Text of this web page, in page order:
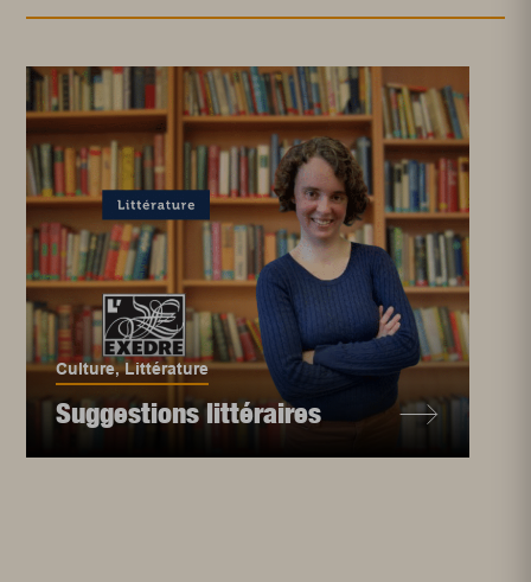
Culture,Littérature
Suggestions littéraires